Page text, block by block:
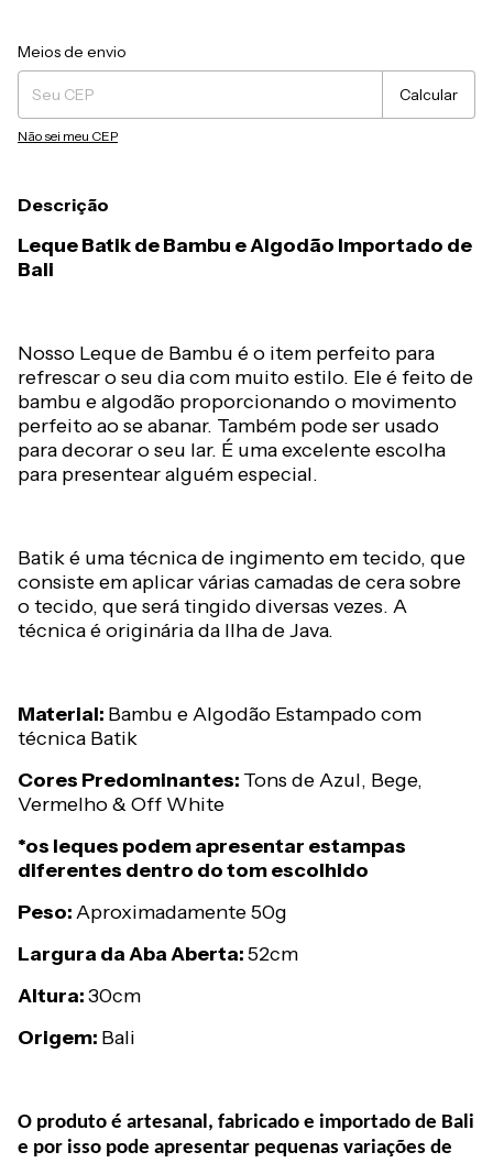
Entregas para o CEP:
Meios de envio
Calcular
Não sei meu CEP
Descrição
Leque Batik de Bambu e Algodão Importado de
Bali
Nosso Leque de Bambu é o item perfeito para
refrescar o seu dia com muito estilo. Ele é feito de
bambu e algodão proporcionando o movimento
perfeito ao se abanar. Também pode ser usado
para decorar o seu lar. É uma excelente escolha
para presentear alguém especial.
Batik é uma técnica de ingimento em tecido, que
consiste em aplicar várias camadas de cera sobre
o tecido, que será tingido diversas vezes. A
técnica é originária da Ilha de Java.
Material: Bambu e Algodão Estampado com
técnica Batik
Cores Predominantes: Tons de Azul, Bege,
Vermelho & Off White
*os leques podem apresentar estampas
diferentes dentro do tom escolhido
Peso:Aproximadamente 50g
Largura da Aba Aberta:52cm
Altura:30cm
Origem: Bali
O produto é artesanal, fabricado e importado de Bali
e por isso pode apresentar pequenas variações de